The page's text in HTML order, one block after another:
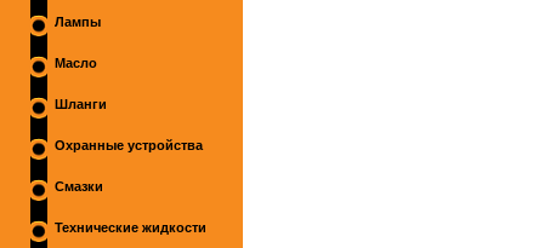
Лампы
Масло
Шланги
Охранные устройства
Смазки
Технические жидкости